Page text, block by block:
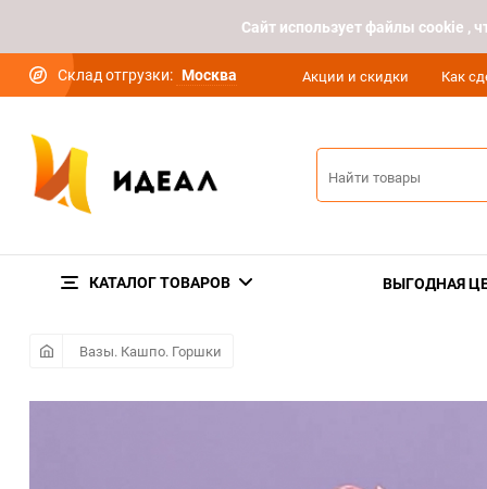
Cайт использует файлы cookie ,
Склад отгрузки: Москва Акции и скидки Как
КАТАЛОГ ТОВАРОВ ВЫГОДНАЯ
Вазы. Кашпо. Горшки